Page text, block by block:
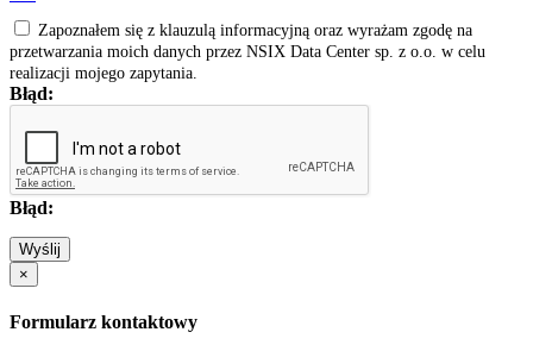
Zapoznałem się z klauzulą informacyjną oraz wyrażam zgodę na
przetwarzania moich danych przez NSIX Data Center sp. z o.o. w celu
realizacji mojego zapytania.
Błąd:
Błąd:
Wyślij
×
Formularz kontaktowy